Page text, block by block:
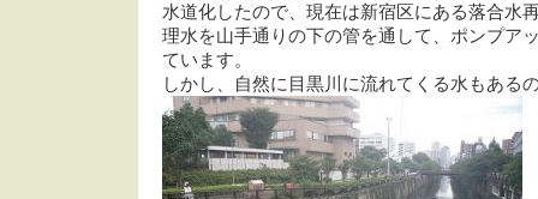
水道化したので、現在は新宿区にある落合水
理水を山手通りの下の管を通して、ポンプア
ています。
しかし、自然に目黒川に流れてくる水もある